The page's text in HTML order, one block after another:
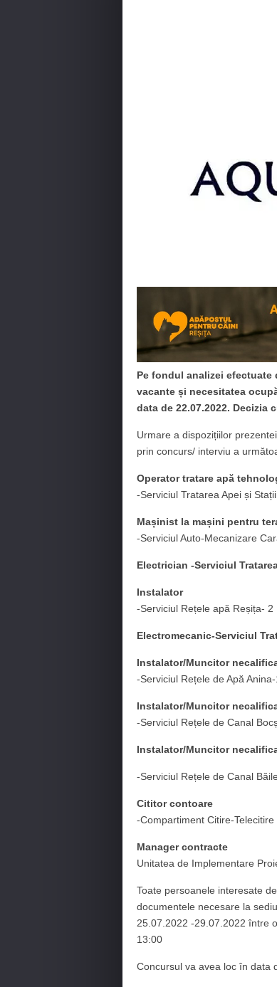
Pe fondul analizei
vacante și necesitatea
data de 22.07.2022. Decizia
Urmare a dispozițiilor
prin concurs/ interviu a
Operator tratare apă
-Serviciul Tratarea Apei și
Mașinist la mașini pentru
-Serviciul Auto-Mecanizare
Electrician -Serviciul
Instalator
-Serviciul Rețele apă Reșița- 2
Electromecanic-Serviciul
Instalator/Muncitor
-Serviciul Rețele de Apă
Instalator/Muncitor
-Serviciul Rețele de Canal
Instalator/Muncitor
-Serviciul Rețele de Canal
Cititor contoare
-Compartiment Citire-
Manager contracte
Unitatea de Implementare
Toate persoanele interesate
documentele necesare la
25.07.2022 -29.07.2022 între
13:00
Concursul va avea loc în data